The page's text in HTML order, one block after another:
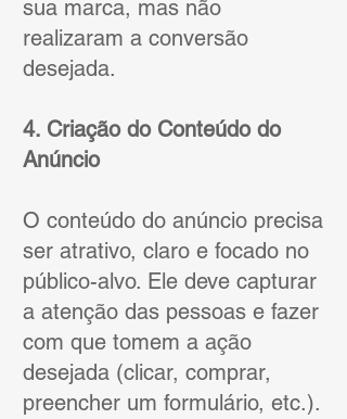
sua marca, mas não
realizaram a conversão
desejada.
4. Criação do Conteúdo do
Anúncio
O conteúdo do anúncio precisa
ser atrativo, claro e focado no
público-alvo. Ele deve capturar
a atenção das pessoas e fazer
com que tomem a ação
desejada (clicar, comprar,
preencher um formulário, etc.).